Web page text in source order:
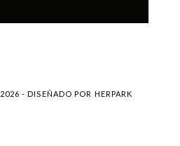
2026 - DISEÑADO POR HERPARK